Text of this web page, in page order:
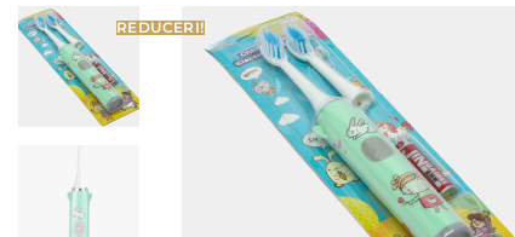
REDUCERI!